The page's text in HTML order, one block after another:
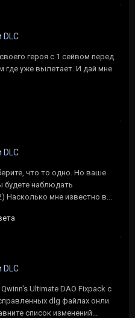
героя с 1 сейвом перед
где уже вылетает. И дай мне
что то одно. Но ваше
будете наблюдать
Насколько мне известно в...
Ultimate DAO Fixpack с
dlg файлах онли
список изменений...